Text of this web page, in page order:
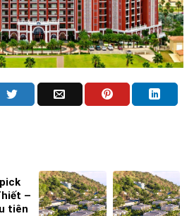
–
tiên